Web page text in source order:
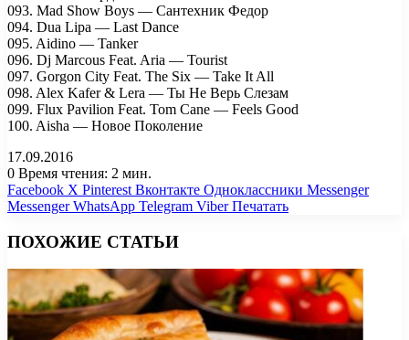
093. Mad Show Boys — Сантехник Федор
094. Dua Lipa — Last Dance
095. Aidino — Tanker
096. Dj Marcous Feat. Aria — Tourist
097. Gorgon City Feat. The Six — Take It All
098. Alex Kafer & Lera — Ты Не Верь Слезам
099. Flux Pavilion Feat. Tom Cane — Feels Good
100. Aisha — Новое Поколение
17.09.2016
0 Время чтения: 2 мин.
Facebook X Pinterest Вконтакте Одноклассники Messenger
Messenger WhatsApp Telegram Viber Печатать
ПОХОЖИЕ СТАТЬИ